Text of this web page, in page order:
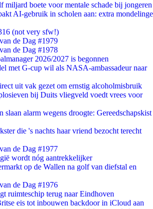
miljard boete voor mentale schade bij jongeren
AI-gebruik in scholen aan: extra mondelinge
(not very sfw!)
de Dag #1979
de Dag #1978
2026/2027 is begonnen
met G-cup wil als NASA-ambassadeur naar
uit vak gezet om ernstig alcoholmisbruik
bij Duits vliegveld voedt vrees voor
slaan alarm wegens droogte: Gereedschapskist
die 's nachts haar vriend bezocht terecht
de Dag #1977
wordt nóg aantrekkelijker
op de Wallen na golf van diefstal en
de Dag #1976
ruimteschip terug naar Eindhoven
eis tot inbouwen backdoor in iCloud aan